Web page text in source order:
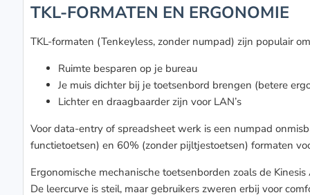
TKL-FORMATEN EN ERGONOMIE
TKL-formaten (Tenkeyless, zonder numpad) zijn populair
Ruimte besparen op je bureau
Je muis dichter bij je toetsenbord brengen (betere
Lichter en draagbaarder zijn voor LAN’s
Voor data-entry of spreadsheet werk is een numpad
functietoetsen) en 60% (zonder pijltjestoetsen) formaten
Ergonomische mechanische toetsenborden zoals de
De leercurve is steil, maar gebruikers zweren erbij voor